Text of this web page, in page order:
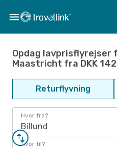
Opdag lavprisflyrejser
Maastricht fra DKK
Returflyvning
Hvor fra?
Billund
Hvor til?